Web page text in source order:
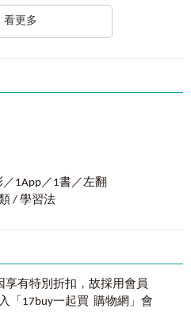
士清老師審訂，聯手打造出最
書內最關鍵的文法、最常說的
是通勤、等候、如廁的極短時
，更能隨身攜帶，成為最實用
？只要掃描本書上的QR Code，
透過老師的專業示範影片，完
的西語！
留學，或是到世界各地旅
西班牙語就是個必學的語言，
會發現英語雖是世界共通語
項語言專長，便能躍升職場的
是他們最愛使用的語言了。
甚至可以說它是
大，因此只要熟記發音，西語
出口了。此外，讀者在研讀此
音練習，內容也符合DELE*
用的方向設計。相信此書能成
塞萬提斯學院（Instituto
定考試，是具有國際認證效力
通過此級的學生須具備表達個
的回覆與交流。
看更多
／1App／1書／左翻
/ 學習法
享有特別折扣 ， 故採用會員
「17buy一起買 購物網」會